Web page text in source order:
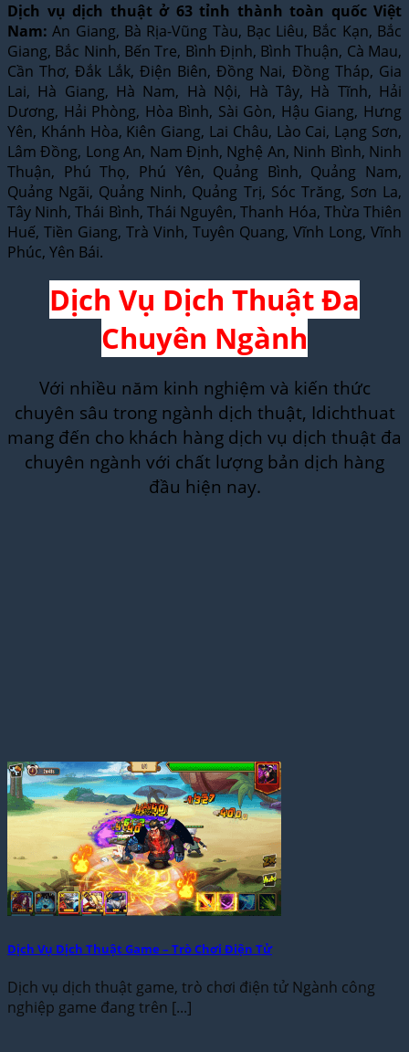
Dịch vụ dịch thuật ở 63 tỉnh thành toàn quốc Việt
Nam: An Giang, Bà Rịa-Vũng Tàu, Bạc Liêu, Bắc Kạn, Bắc
Giang, Bắc Ninh, Bến Tre, Bình Định, Bình Thuận, Cà Mau,
Cần Thơ, Đắk Lắk, Điện Biên, Đồng Nai, Đồng Tháp, Gia
Lai, Hà Giang, Hà Nam, Hà Nội, Hà Tây, Hà Tĩnh, Hải
Dương, Hải Phòng, Hòa Bình, Sài Gòn, Hậu Giang, Hưng
Yên, Khánh Hòa, Kiên Giang, Lai Châu, Lào Cai, Lạng Sơn,
Lâm Đồng, Long An, Nam Định, Nghệ An, Ninh Bình, Ninh
Thuận, Phú Thọ, Phú Yên, Quảng Bình, Quảng Nam,
Quảng Ngãi, Quảng Ninh, Quảng Trị, Sóc Trăng, Sơn La,
Tây Ninh, Thái Bình, Thái Nguyên, Thanh Hóa, Thừa Thiên
Huế, Tiền Giang, Trà Vinh, Tuyên Quang, Vĩnh Long, Vĩnh
Phúc, Yên Bái.
Dịch Vụ Dịch Thuật Đa
Chuyên Ngành
Với nhiều năm kinh nghiệm và kiến thức
chuyên sâu trong ngành dịch thuật, Idichthuat
mang đến cho khách hàng dịch vụ dịch thuật đa
chuyên ngành với chất lượng bản dịch hàng
đầu hiện nay.
Dịch Vụ Dịch Thuật Game – Trò Chơi Điện Tử
Dịch vụ dịch thuật game, trò chơi điện tử Ngành công
nghiệp game đang trên [...]